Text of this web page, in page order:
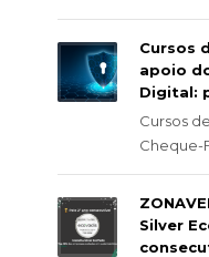
Cursos
apoio
Digital:
Cursos
Cheque-
Silver